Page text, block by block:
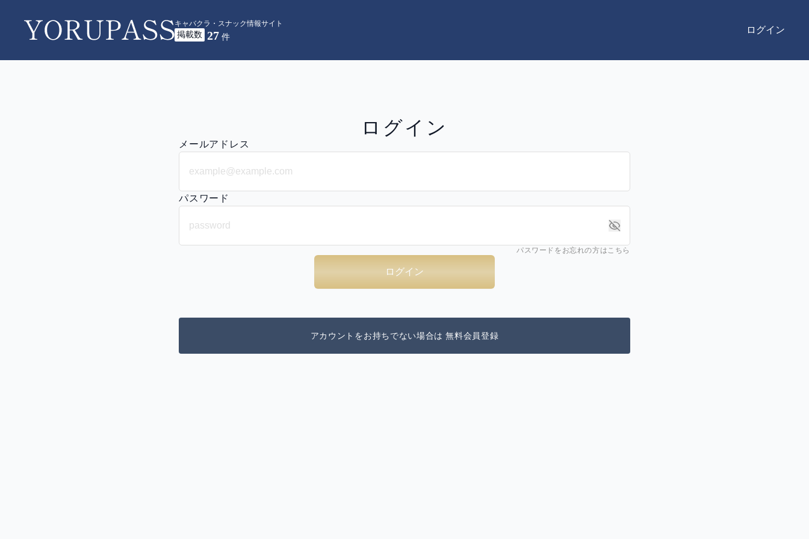
YORUPASS 掲載数 27 件
キャバクラ・スナック情報サイト
ログイン
ログイン
メールアドレス
パスワード
パスワードをお忘れの方はこちら
ログイン
アカウントをお持ちでない場合は 無料会員登録